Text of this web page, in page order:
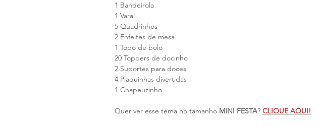
1 Bandeirola
1 Varal
5 Quadrinhos
2 Enfeites de mesa
1 Topo de bolo
20 Toppers de docinho
2 Suportes para doces
4 Plaquinhas divertidas
1 Chapeuzinho
Quer ver esse tema no tamanho MINI FESTA? CLIQUE AQUI!